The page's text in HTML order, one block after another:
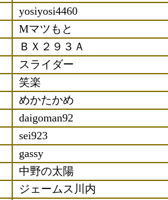
yosiyosi4460
Mマツもと
ＢＸ２９３Ａ
スライダー
笑楽
めかたかめ
daigoman92
sei923
gassy
中野の太陽
ジェームス川内